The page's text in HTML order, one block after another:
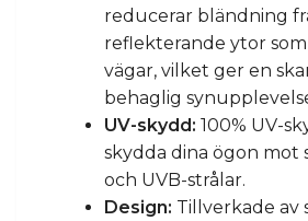
reducerar bländning
reflekterande ytor
vägar, vilket ger en
behaglig
UV-skydd: 100% UV-
skydda dina ögon mot
och UVB-strålar.
Design: Tillverkade av